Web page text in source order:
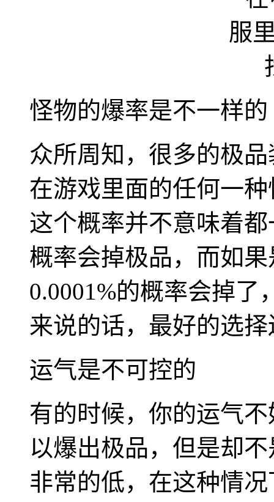
怪物的爆率是不一样的
众所周知，很多的极
在游戏里面的任何一
这个概率并不意味着
概率会掉极品，而如
0.0001%的概率会掉
来说的话，最好的选
运气是不可控的
有的时候，你的运气
以爆出极品，但是却
非常的低，在这种情